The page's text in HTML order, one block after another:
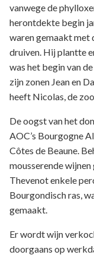
vanwege de
herontdekte begin
waren gemaakt met
druiven. Hij plantte
was het begin van
zijn zonen Jean en
heeft Nicolas, de
De oogst van het
AOC’s Bourgogne
Côtes de Beaune.
mousserende
Thevenot enkele
Bourgondisch ras,
gemaakt.
Er wordt wijn
doorgaans op